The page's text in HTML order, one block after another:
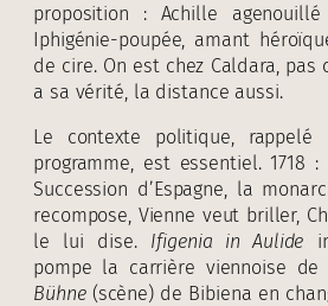
proposition : Achille
Iphigénie-poupée, amant
de cire. On est chez Caldara, pas
a sa vérité, la distance aussi.
Le contexte politique,
programme, est essentiel. 1718
Succession d’Espagne, la
recompose, Vienne veut briller,
le lui dise. Ifigenia in Aulide
pompe la carrière viennoise de
Bühne(scène) de Bibiena en